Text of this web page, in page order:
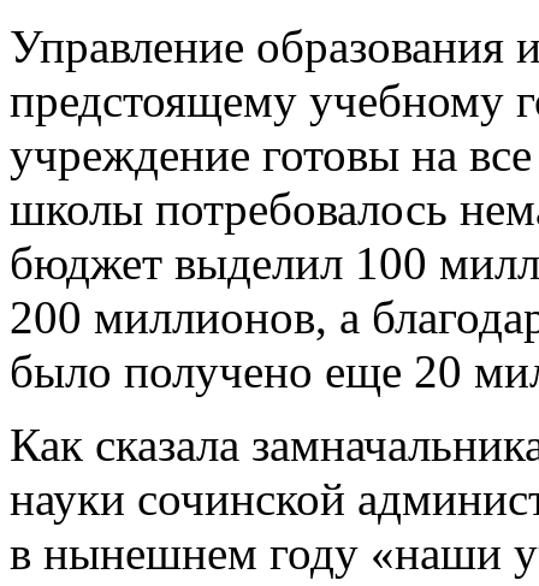
Управление образования
предстоящему учебному
учреждение готовы на
школы потребовалось
бюджет выделил 100
200 миллионов, а
было получено еще 20
Как сказала
науки сочинской
в нынешнем году «наши